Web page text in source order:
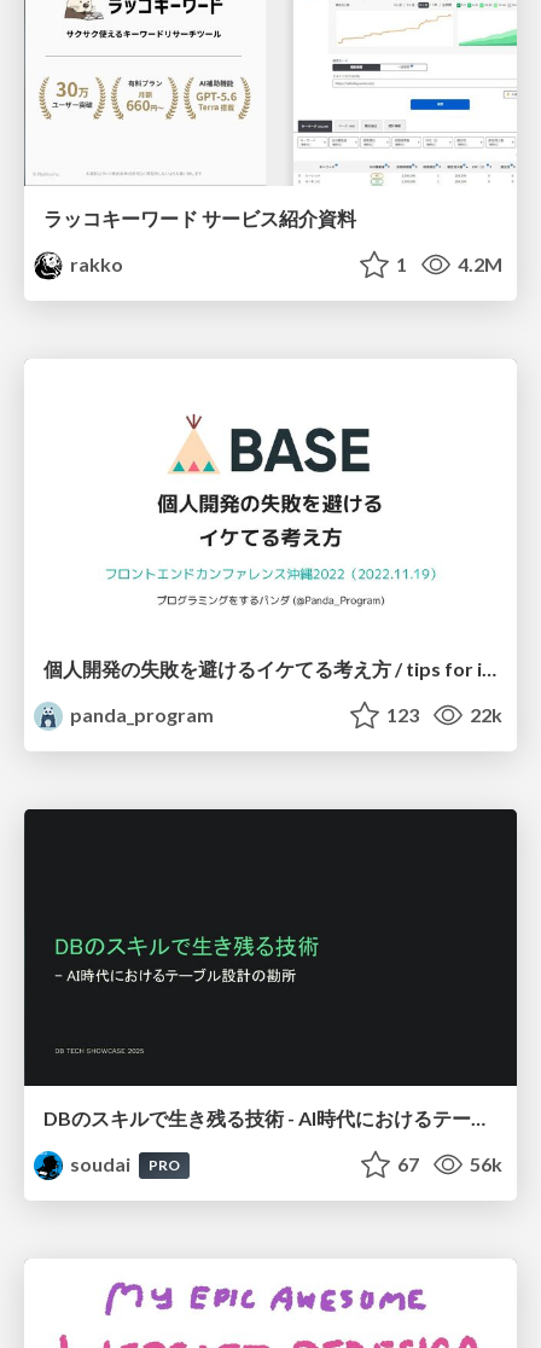
ラッコキーワード サービス紹介資料
rakko
1 4.2M
panda_program
123 22k
DBのスキルで生き残る技術 - AI時代におけるテーブル設計の勘所
soudai
PRO 67 56k